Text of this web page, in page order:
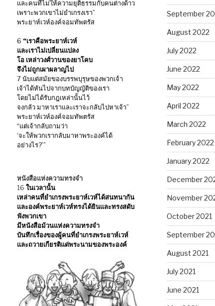
และคนที่ไม่ให้ความยุติธรรมกับคนต่างด้าว
เพราะพวกเขาไม่ยำเกรงเรา”
พระยาห์เวห์องค์จอมทัพตรัส
6 “เราคือพระยาห์เวห์
และเราไม่เปลี่ยนแปลง
โอ เหล่าวงศ์วานของยาโคบ
จึงไม่ถูกเผาผลาญไป
7 นับแต่สมัยของบรรพบุรุษของพวกเจ้า
เจ้าได้หันไปจากบทบัญญัติของเรา
โดยไม่ได้รับกฎเหล่านั้นไว้
จงกลัว มาหาเราและเราจะกลับไปหาเจ้า”
พระยาห์เวห์องค์จอมทัพตรัส
“แต่เจ้ากลับถามว่า
‘จะให้พวกเรากลับมาหาพระองค์ได้
อย่างไร?’”
หนังสือแห่งความทรงจำ
16 ในเวลานั้น
เหล่าคนที่ยำเกรงพระยาห์เวห์ได้สนทนากัน
และองค์พระยาห์เวห์ทรงได้ยินและทรงสดับ
ฟังพวกเขา
มีหนังสือม้วนแห่งความทรงจำ
บันทึกเรื่องของผู้คนที่ยำเกรงพระยาห์เวห์
และถวายเกียรติแด่พระนามของพระองค์
September
August 2022
July 2022
June 2022
May 2022
April 2022
March 2022
February 2022
January 2022
December
November
October 2021
September
August 2021
July 2021
June 2021